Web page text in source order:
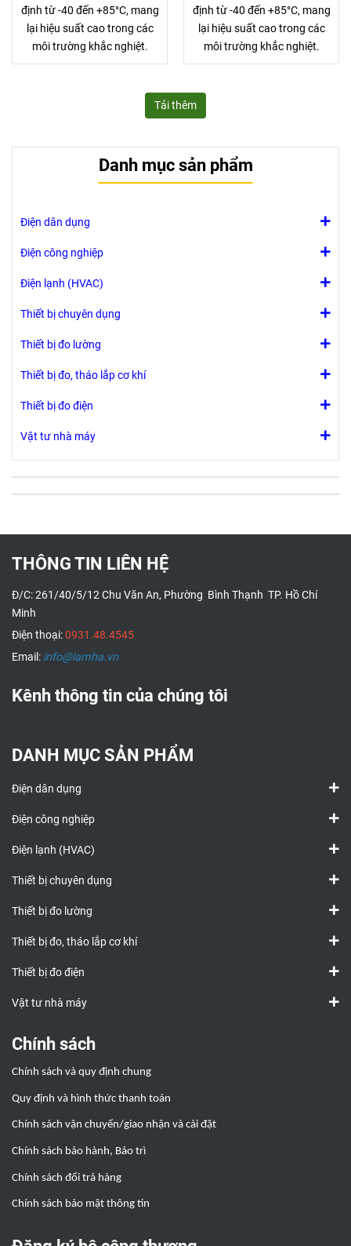
định từ -40 đến +85°C, mang
lại hiệu suất cao trong các
môi trường khắc nghiệt.
định từ -40 đến +85°C, mang
lại hiệu suất cao trong các
môi trường khắc nghiệt.
Tải thêm
Danh mục sản phẩm
Điện dân dụng
Điện công nghiệp
Điện lạnh (HVAC)
Thiết bị chuyên dụng
Thiết bị đo lường
Thiết bị đo, tháo lắp cơ khí
Thiết bị đo điện
Vật tư nhà máy
THÔNG TIN LIÊN HỆ
Đ/C: 261/40/5/12 Chu Văn An, Phường Bình Thạnh TP. Hồ Chí
Minh
Điện thoại:0931.48.4545
Email: info@lamha.vn
Kênh thông tin của chúng tôi
DANH MỤC SẢN PHẨM
Điện dân dụng
Điện công nghiệp
Điện lạnh (HVAC)
Thiết bị chuyên dụng
Thiết bị đo lường
Thiết bị đo, tháo lắp cơ khí
Thiết bị đo điện
Vật tư nhà máy
Chính sách
Chính sách và quy định chung
Quy định và hình thức thanh toán
Chính sách vận chuyển/giao nhận và cài đặt
Chính sách bảo hành, Bảo trì
Chính sách đổi trả hàng
Chính sách bảo mật thông tin